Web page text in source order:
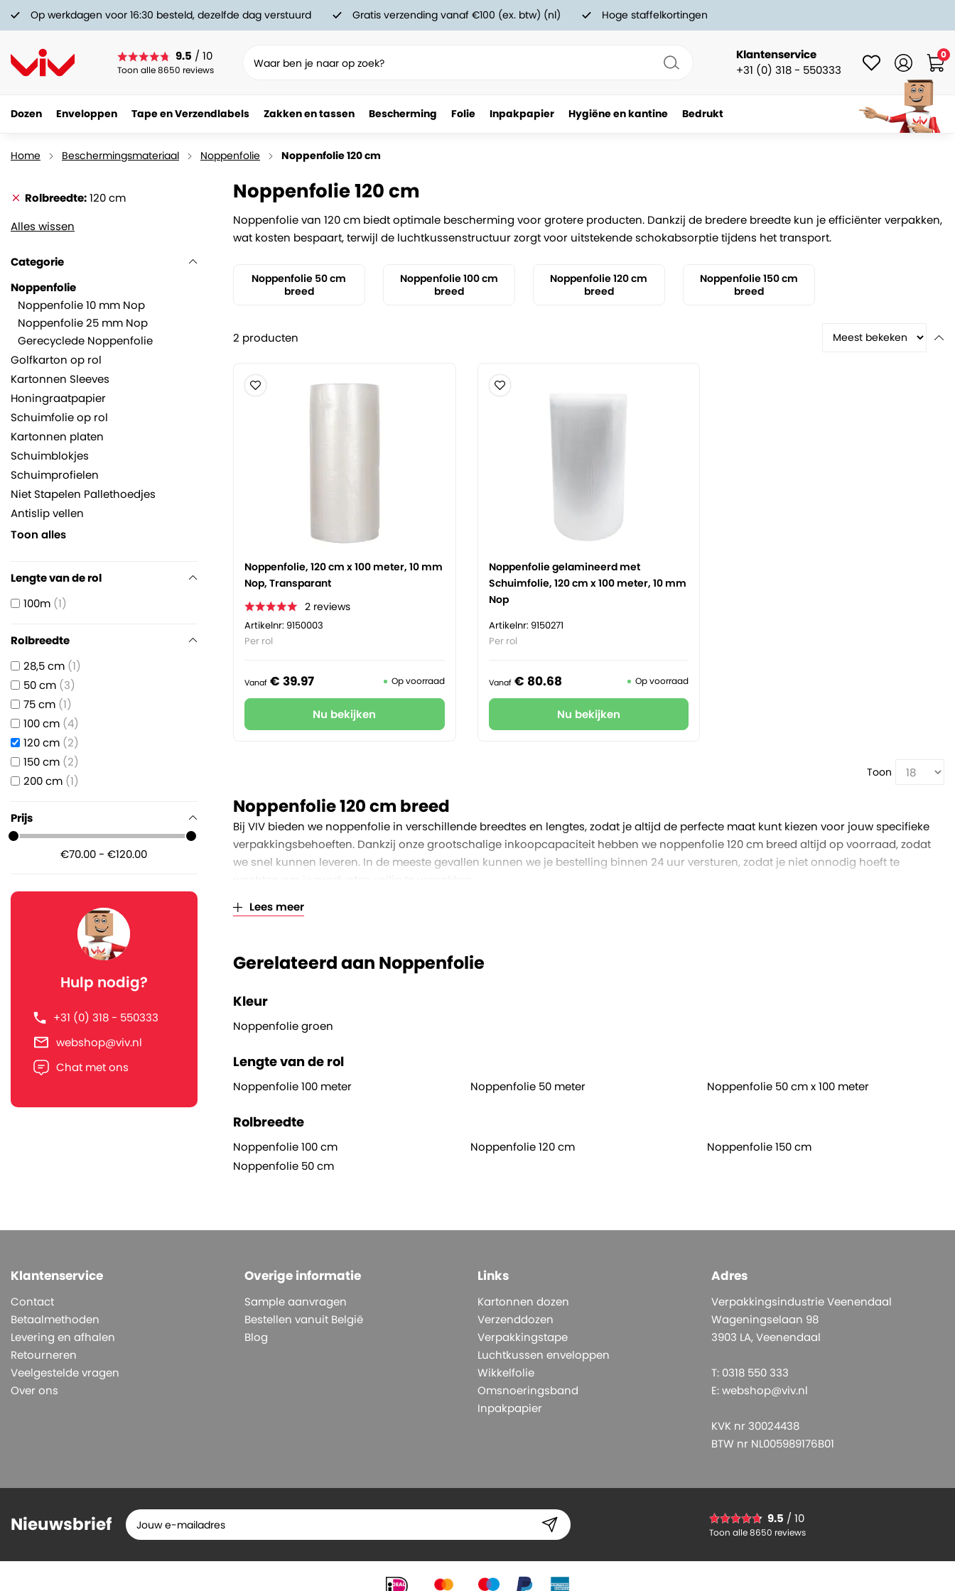
Op werkdagen voor 16:30 besteld, dezelfde dag verstuurd Gratis verzending vanaf €100 (ex. btw) (nl) Hoge staffelkortingen
Klantenservice
+31 (0) 318 - 550333
9.5 / 10
Toon alle 8650 reviews
0
Dozen Enveloppen Tape en Verzendlabels Zakken en tassen Bescherming Folie Inpakpapier Hygiëne en kantine Bedrukt
Home Beschermingsmateriaal Noppenfolie Noppenfolie 120 cm
Rolbreedte 120 cm
Alles wissen
Categorie
Noppenfolie
Noppenfolie 10 mm Nop
Noppenfolie 25 mm Nop
Gerecyclede Noppenfolie
Golfkarton op rol
Kartonnen Sleeves
Honingraatpapier
Schuimfolie op rol
Kartonnen platen
Schuimblokjes
Schuimprofielen
Niet Stapelen Pallethoedjes
Antislip vellen
Toon alles
Lengte van de rol
100m 1
Rolbreedte
28,5 cm 1
50 cm 3
75 cm 1
100 cm 4
120 cm 2
150 cm 2
200 cm 1
Prijs
€70.00 - €120.00
Hulp nodig?
+31 (0) 318 - 550333
webshop@viv.nl
Chat met ons
Noppenfolie 120 cm
Noppenfolie van 120 cm biedt optimale bescherming voor grotere producten. Dankzij de bredere breedte kun je efficiënter verpakken,
wat kosten bespaart, terwijl de luchtkussenstructuur zorgt voor uitstekende schokabsorptie tijdens het transport.
Noppenfolie 50 cm
breed
Noppenfolie 100 cm
breed
Noppenfolie 120 cm
breed
Noppenfolie 150 cm
breed
2 producten
Noppenfolie, 120 cm x 100 meter, 10 mm
Nop, Transparant
2 reviews
Artikelnr: 9150003
Per rol
Vanaf € 39.97 Op voorraad
Nu bekijken
Noppenfolie gelamineerd met
Schuimfolie, 120 cm x 100 meter, 10 mm
Nop
Artikelnr: 9150271
Per rol
Vanaf € 80.68 Op voorraad
Nu bekijken
Toon
Noppenfolie 120 cm breed
Bij VIV bieden we noppenfolie in verschillende breedtes en lengtes, zodat je altijd de perfecte maat kunt kiezen voor jouw specifieke
verpakkingsbehoeften. Dankzij onze grootschalige inkoopcapaciteit hebben we noppenfolie 120 cm breed altijd op voorraad, zodat
we snel kunnen leveren. In de meeste gevallen kunnen we je bestelling binnen 24 uur versturen, zodat je niet onnodig hoeft te
De 120 cm brede variant is ideaal voor het creëren van op maat gemaakte verpakkingen. Je kunt eenvoudig de gewenste lengtes
het een milieuvriendelijke keuze maakt voor bedrijven die op zoek zijn naar duurzame verpakkingsoplossingen.
Lees meer
Gerelateerd aan Noppenfolie
Kleur
Noppenfolie groen
Lengte van de rol
Noppenfolie 100 meter Noppenfolie 50 meter Noppenfolie 50 cm x 100 meter
Rolbreedte
Noppenfolie 100 cm Noppenfolie 120 cm
Noppenfolie 150 cm
Noppenfolie 50 cm
Klantenservice
Contact
Betaalmethoden
Levering en afhalen
Retourneren
Veelgestelde vragen
Over ons
Overige informatie
Sample aanvragen
Bestellen vanuit België
Blog
Links
Kartonnen dozen
Verzenddozen
Verpakkingstape
Luchtkussen enveloppen
Wikkelfolie
Omsnoeringsband
Inpakpapier
Adres
Verpakkingsindustrie Veenendaal
Wageningselaan 98
3903 LA, Veenendaal
T: 0318 550 333
E:webshop@viv.nl
KVK nr 30024438
BTW nr NL005989176B01
Nieuwsbrief 9.5 / 10
Toon alle 8650 reviews